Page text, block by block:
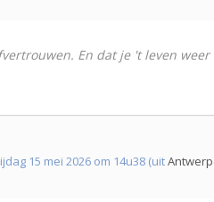
En dat je 't leven
15 mei 2026 om 14u38 (uit